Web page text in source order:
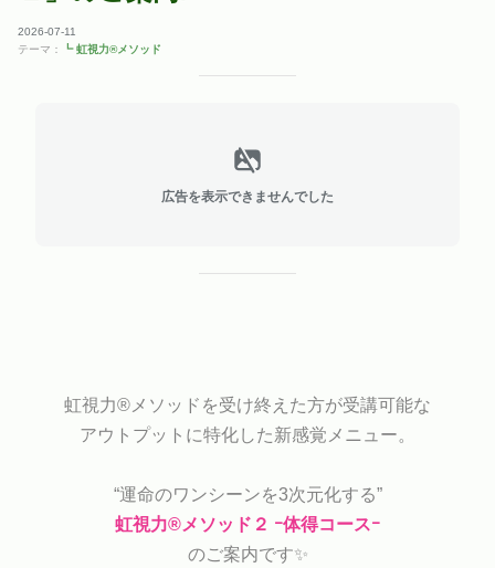
2026-07-11
テーマ：
┗ 虹視力®︎メソッド
広告を表示できませんでした
虹視力®︎メソッドを受け終えた方が受講可能な
アウトプットに特化した新感覚メニュー。
“運命のワンシーンを3次元化する”
虹視力®︎メソッド２ ｰ体得コースｰ
のご案内です✨